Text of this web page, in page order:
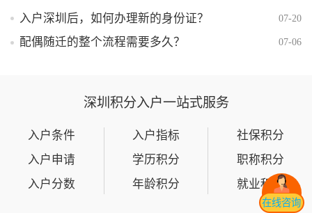
入户深圳后，如何办理新的身份证？ 07-20
配偶随迁的整个流程需要多久？ 07-06
在线咨询
深圳积分入户一站式服务
入户条件
入户申请
入户分数
入户指标
学历积分
年龄积分
社保积分
职称积分
就业积分